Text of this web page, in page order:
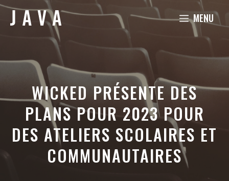
Aller
MENU
WICKED PRÉSENTE DES
PLANS POUR 2023 POUR
DES ATELIERS SCOLAIRES ET
COMMUNAUTAIRES